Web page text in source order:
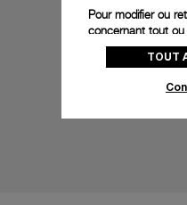
Pour modifier ou
concernant tout
cliquez sur «
politique des
donnez votre
TOUT